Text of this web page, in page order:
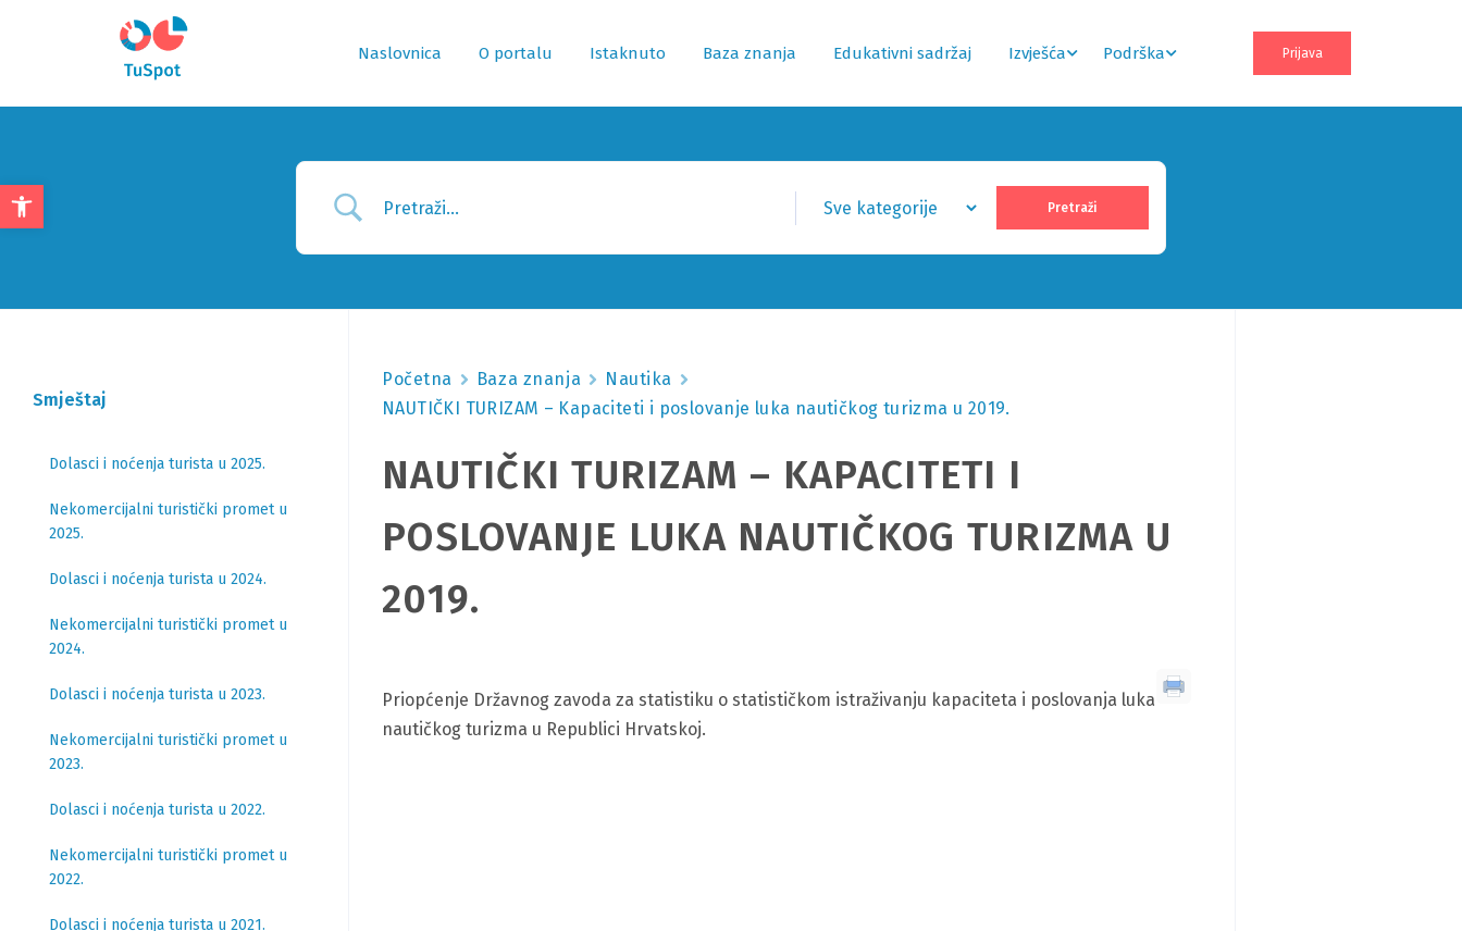
Open
Naslovnica O portalu Istaknuto Baza znanja Edukativni sadržaj Izvješća Podrška Prijava
Smještaj
Dolasci i noćenja turista u 2025.
Nekomercijalni turistički promet u
2025.
Dolasci i noćenja turista u 2024.
Nekomercijalni turistički promet u
2024.
Dolasci i noćenja turista u 2023.
Nekomercijalni turistički promet u
2023.
Dolasci i noćenja turista u 2022.
Nekomercijalni turistički promet u
2022.
Dolasci i noćenja turista u 2021.
Početna Baza znanja
Nautika
NAUTIČKI TURIZAM – Kapaciteti i poslovanje luka nautičkog turizma u 2019.
NAUTIČKI TURIZAM – KAPACITETI I
POSLOVANJE LUKA NAUTIČKOG TURIZMA U
2019.
Priopćenje Državnog zavoda za statistiku o statističkom istraživanju kapaciteta i poslovanja luka
nautičkog turizma u Republici Hrvatskoj.